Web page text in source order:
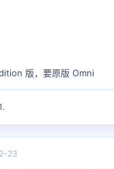
版，要原版 Omni
.
23